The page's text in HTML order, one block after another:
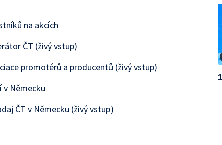
na akcích
ČT (živý vstup)
promotérů a producentů (živý vstup)
v Německu
ČT v Německu (živý vstup)